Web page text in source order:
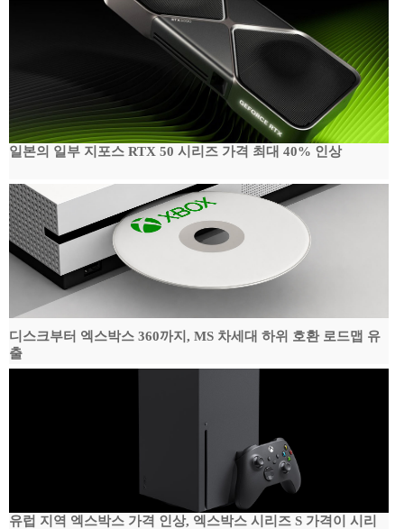
일본의 일부 지포스 RTX 50 시리즈 가격 최대 40% 인상
디스크부터 엑스박스 360까지, MS 차세대 하위 호환 로드맵 유
출
유럽 지역 엑스박스 가격 인상, 엑스박스 시리즈 S 가격이 시리